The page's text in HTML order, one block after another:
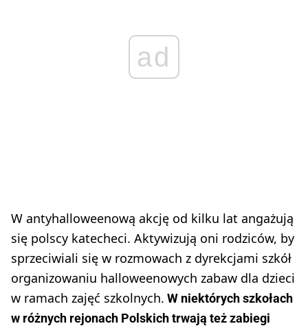
ad
W antyhalloweenową akcję od kilku lat angażują
się polscy katecheci. Aktywizują oni rodziców, by
sprzeciwiali się w rozmowach z dyrekcjami szkół
organizowaniu halloweenowych zabaw dla dzieci
w ramach zajęć szkolnych. W niektórych szkołach
w różnych rejonach Polskich trwają też zabiegi